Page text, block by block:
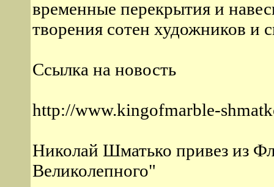
временные перекрытия и
творения сотен художников и
Ссылка на новость
http://www.kingofmarble-
Николай Шматько привез из
Великолепного"